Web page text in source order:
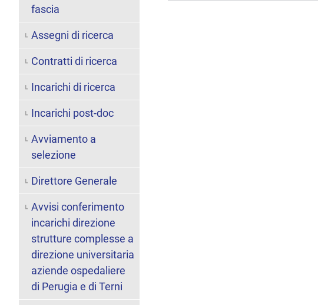
fascia
Assegni di ricerca
Contratti di ricerca
Incarichi di ricerca
Incarichi post-doc
Avviamento a
selezione
Direttore Generale
Avvisi conferimento
incarichi direzione
strutture complesse a
direzione universitaria
aziende ospedaliere
di Perugia e di Terni